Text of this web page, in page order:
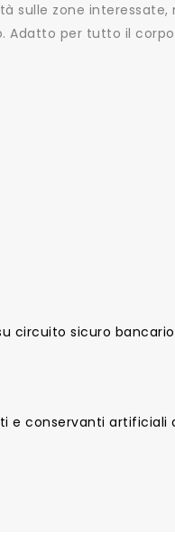
sulle zone
Adatto per tutto il
circuito sicuro
e conservanti artificiali